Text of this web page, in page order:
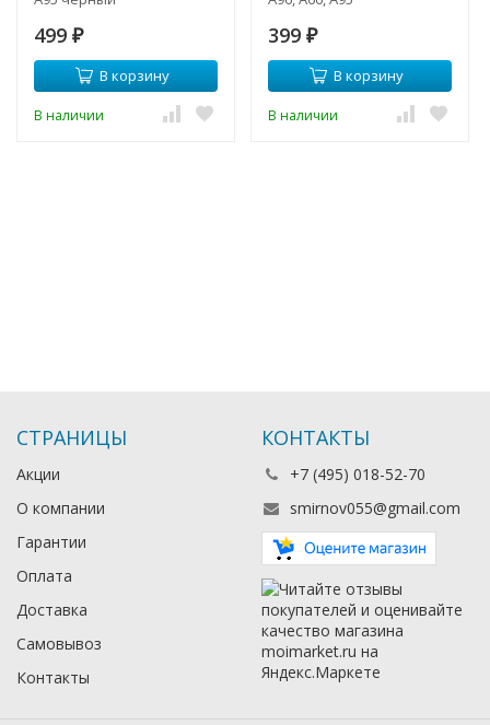
499 ₽
В корзину
В наличии
399 ₽
В корзину
В наличии
СТРАНИЦЫ
Акции
О компании
Гарантии
Оплата
Доставка
Самовывоз
Контакты
КОНТАКТЫ
+7 (495) 018-52-70
smirnov055@gmail.com